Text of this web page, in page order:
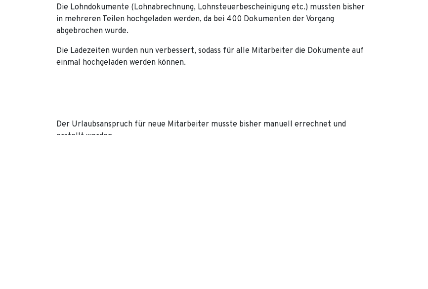
Die Lohndokumente (Lohnabrechnung, Lohnsteuerbescheinigung etc.) mussten bisher
in mehreren Teilen hochgeladen werden, da bei 400 Dokumenten der Vorgang
abgebrochen wurde.
Die Ladezeiten wurden nun verbessert, sodass für alle Mitarbeiter die Dokumente auf
einmal hochgeladen werden können.
Der Urlaubsanspruch für neue Mitarbeiter musste bisher manuell errechnet und
erstellt werden.